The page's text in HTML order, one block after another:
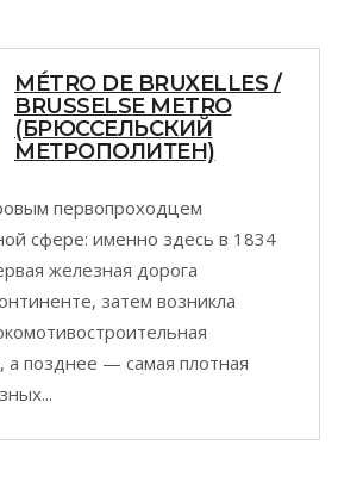
MÉTRO DE BRUXELLES /
BRUSSELSE METRO
(БРЮССЕЛЬСКИЙ
МЕТРОПОЛИТЕН)
первопроходцем
сфере: именно здесь в 1834
железная дорога
затем возникла
позднее — самая плотная